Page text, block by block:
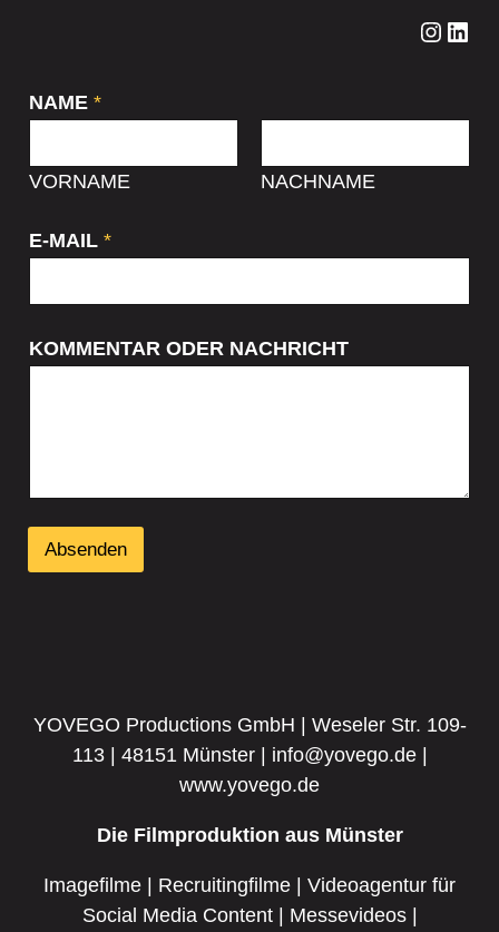
Instagram LinkedIn
NAME *
VORNAME NACHNAME
E-MAIL *
KOMMENTAR ODER NACHRICHT
Absenden
YOVEGO Productions GmbH | Weseler Str. 109-
113 | 48151 Münster | info@yovego.de |
www.yovego.de
Die Filmproduktion aus Münster
Imagefilme | Recruitingfilme | Videoagentur für
Social Media Content | Messevideos |